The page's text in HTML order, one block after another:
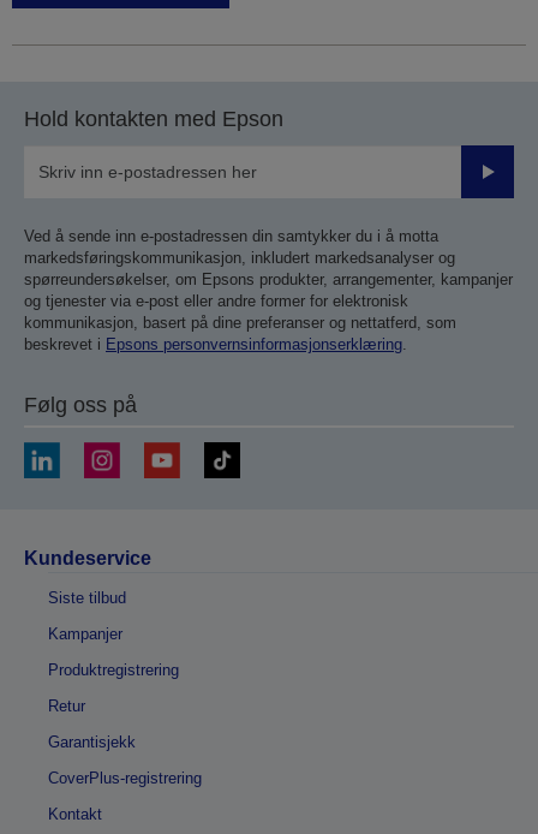
Hold kontakten med Epson
Send
Ved å sende inn e-postadressen din samtykker du i å motta
markedsføringskommunikasjon, inkludert markedsanalyser og
spørreundersøkelser, om Epsons produkter, arrangementer, kampanjer
og tjenester via e-post eller andre former for elektronisk
kommunikasjon, basert på dine preferanser og nettatferd, som
beskrevet i Epsons personvernsinformasjonserklæring.
Følg oss på
Kundeservice
Siste tilbud
Kampanjer
Produktregistrering
Retur
Garantisjekk
CoverPlus-registrering
Kontakt